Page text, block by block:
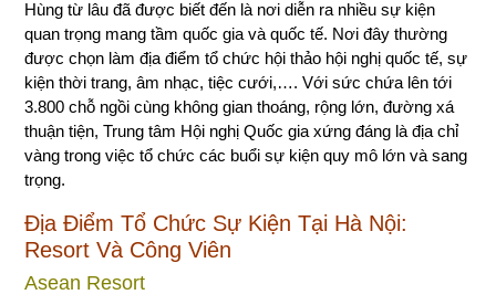
Hùng từ lâu đã được biết đến là nơi diễn ra nhiều sự kiện
quan trọng mang tầm quốc gia và quốc tế. Nơi đây thường
được chọn làm địa điểm tổ chức hội thảo hội nghị quốc tế, sự
kiện thời trang, âm nhạc, tiệc cưới,…. Với sức chứa lên tới
3.800 chỗ ngồi cùng không gian thoáng, rộng lớn, đường xá
thuận tiện, Trung tâm Hội nghị Quốc gia xứng đáng là địa chỉ
vàng trong việc tổ chức các buổi sự kiện quy mô lớn và sang
trọng.
Địa Điểm Tổ Chức Sự Kiện Tại Hà Nội:
Resort Và Công Viên
Asean Resort